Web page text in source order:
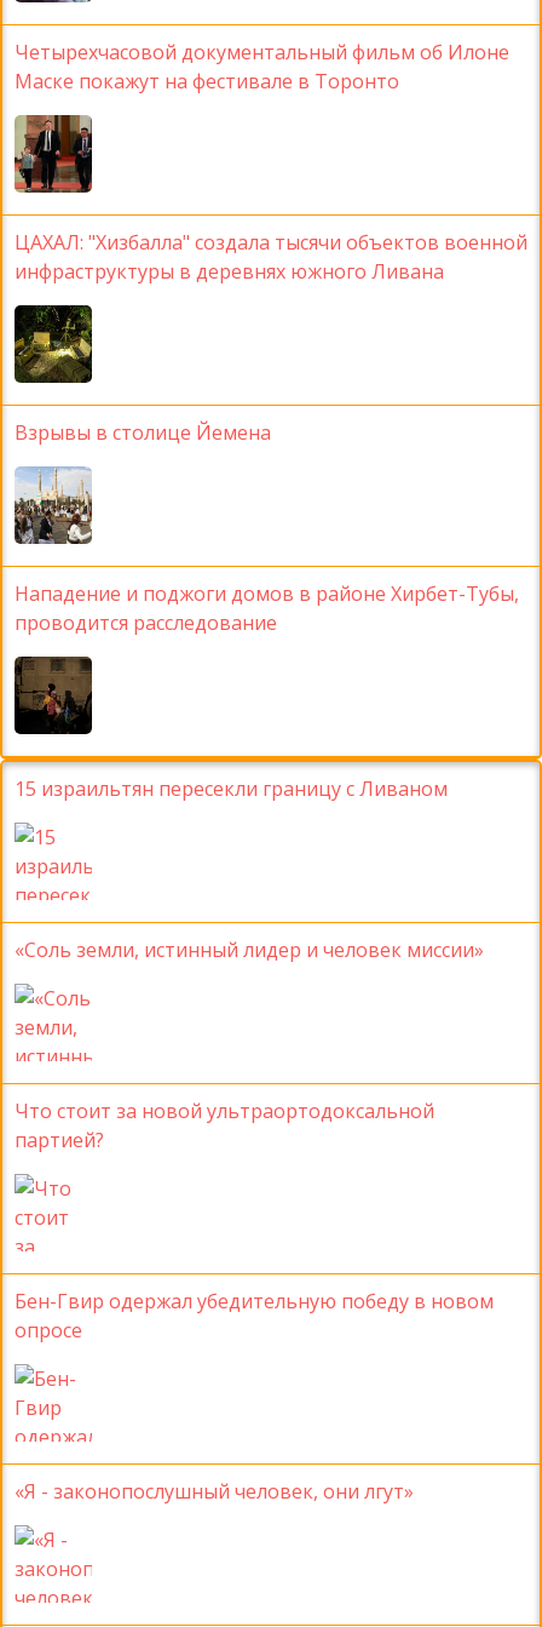
Четырехчасовой документальный фильм об Илоне
Маске покажут на фестивале в Торонто
ЦАХАЛ: "Хизбалла" создала тысячи объектов военной
инфраструктуры в деревнях южного Ливана
Взрывы в столице Йемена
Нападение и поджоги домов в районе Хирбет-Тубы,
проводится расследование
15 израильтян пересекли границу с Ливаном
«Соль земли, истинный лидер и человек миссии»
Что стоит за новой ультраортодоксальной
партией?
Бен-Гвир одержал убедительную победу в новом
опросе
«Я - законопослушный человек, они лгут»